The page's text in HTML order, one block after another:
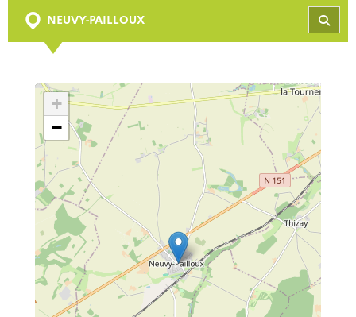
NEUVY-PAILLOUX
+
−